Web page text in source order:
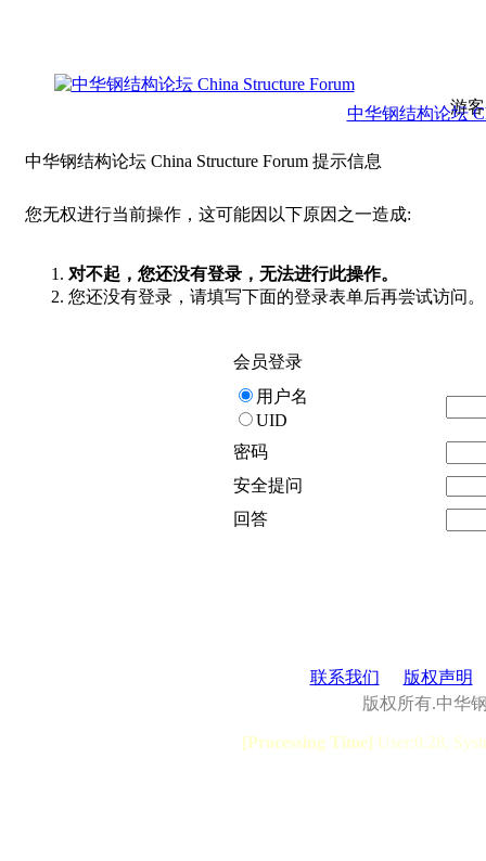
游
中华钢结构论坛
中华钢结构论坛 China Structure Forum 提示信息
您无权进行当前操作，这可能因以下原因之一造成:
对不起，您还没有登录，无法进行此操作。
您还没有登录，请填写下面的登录表单后再尝试访问。
会员登录
用户名
UID
密码
安全提问
回答
联系我们
版权声明
版权所有.中华
[Processing Time] User:0.28,